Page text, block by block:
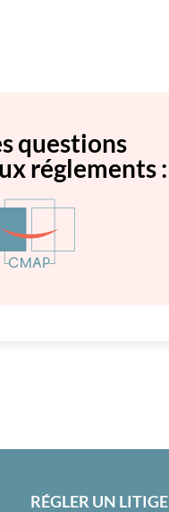
questions
réglements :
RÉGLER UN LITIGE